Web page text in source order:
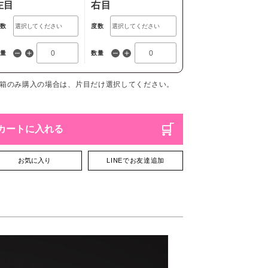
目 右目
度数
数量
のみ購入の場合は、片目だけ選択してください。
ートに入れる
お気に入り LINEでお友達追加